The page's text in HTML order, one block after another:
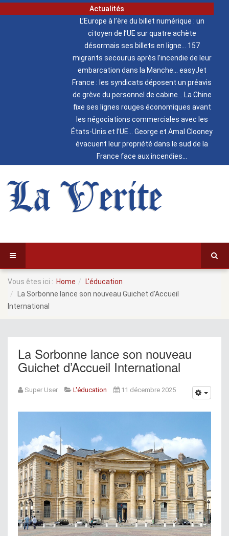
Actualités
L’Europe à l’ère du billet numérique : un
citoyen de l’UE sur quatre achète
désormais ses billets en ligne
157
migrants secourus après l’incendie de leur
embarcation dans la Manche
easyJet
France : les syndicats déposent un préavis
de grève du personnel de cabine
La Chine
fixe ses lignes rouges économiques avant
les négociations commerciales avec les
États-Unis et l’UE
George et Amal Clooney
évacuent leur propriété dans le sud de la
France face aux incendies
La Verite
Vous êtes ici : Home
L'éducation
La Sorbonne lance son nouveau Guichet d’Accueil
International
La Sorbonne lance son nouveau
Guichet d’Accueil International
Super User L'éducation 11 décembre 2025